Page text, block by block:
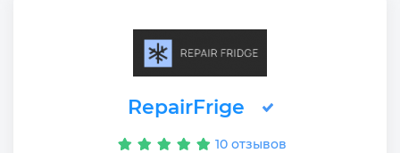
RepairFrige
10 отзывов